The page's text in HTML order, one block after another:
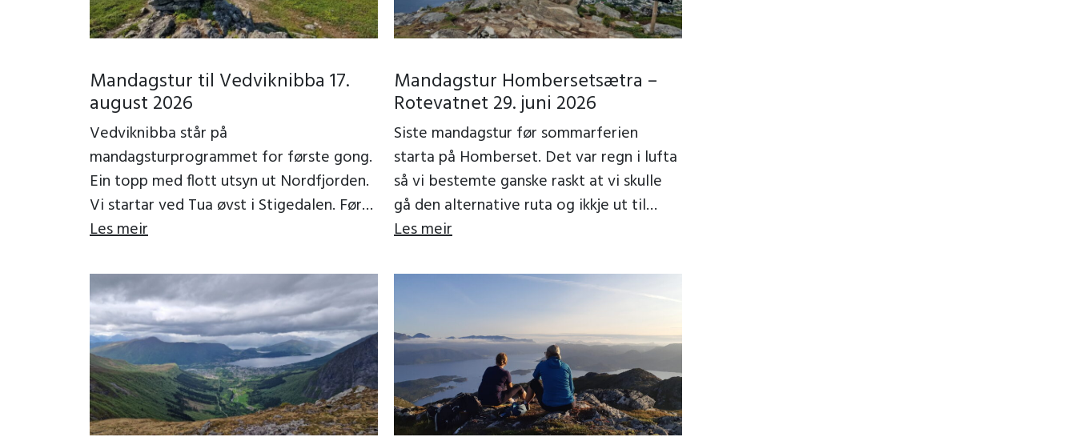
Mandagstur til Vedviknibba 17.
august 2026
Vedviknibba står på
mandagsturprogrammet for første gong.
Ein topp med flott utsyn ut Nordfjorden.
Vi startar ved Tua øvst i Stigedalen. Først
på grusveg 3-400 m forbi eit artig
Les meir
Mandagstur Hombersetsætra –
Rotevatnet 29. juni 2026
Siste mandagstur før sommarferien
starta på Homberset. Det var regn i lufta
så vi bestemte ganske raskt at vi skulle
gå den alternative ruta og ikkje ut til
Rotsethornet. Men […]
Les meir